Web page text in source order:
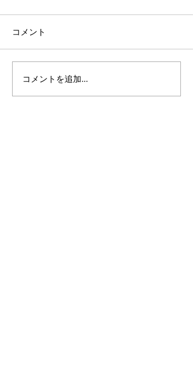
千葉心羽・岡本一花が
「近代麻雀水着祭2026 in
コメント
コメントを追加…